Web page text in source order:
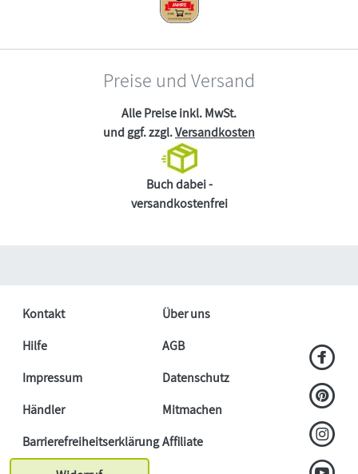
Preise und Versand
Alle Preise inkl. MwSt.
und ggf. zzgl.Versandkosten
Buch dabei -
versandkostenfrei
Kontakt
Über uns
Hilfe
AGB
Impressum
Datenschutz
Händler
Mitmachen
BarrierefreiheitserklärungAffiliate